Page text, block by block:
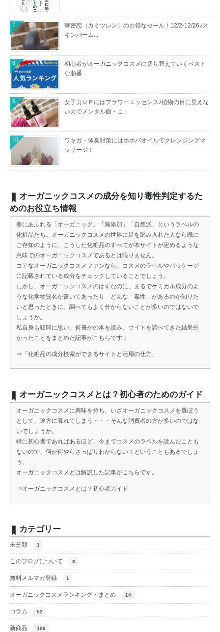
華密恋（カミツレン）のお得なセール！12/2-12/26♪ス
キンバーム...
7
初心者がオーガニックコスメに切り替えていくベスト
な順番
8
女子力ＵＰにはフラワーエッセンス♪植物の目に見えな
い力でメンタル面・こ...
9
ワキガ・体臭対策にはホホバオイルでクレンジングマ
ッサージ！
10
オーガニックコスメの成分を知り毒性判定するた
めのお役立ち情報
巷にあふれる「オーガニック」「無添加」「自然派」というラベルの
化粧品たち。オーガニックコスメの世界に足を踏み入れた人なら既に
ご存知のように、こうした化粧品のすべてが本サイトが定めるような
意味でのオーガニックコスメであるとは限りません。
コアなオーガニックコスメファンなら、コスメのラベルやパッケージ
に記載されている成分をチェックしていることでしょう。
しかし、オーガニックコスメのはずなのに、まるでケミカル成分のよ
うな化学物質名が書いてあったり どんな「毒性」があるのか知りた
いと思ったときに、調べてもよく分からないことが多いのではないで
しょうか。
私自身も疑問に思い、何冊かの本を読み、サイトを調べてきた結果分
かったことをまとめた記事がこちらです：
⇒ 「化粧品の成分検索ができるサイトと活用の仕方」
オーガニックコスメとは？初心者のためのガイド
オーガニックコスメに興味を持ち、いざオーガニックコスメを選ぼう
として、途方に暮れてしまう・・・そんな消費者の方が多いのではな
いでしょうか。
特に初心者であればあるほど、今までコスメのラベルを読んだことも
ないので、何が何やらさっぱりわからない！ということもあるでしょ
う。
オーガニックコスメとは解説した記事がこちらです。
⇒オーガニックコスメとは？初心者ガイド
カテゴリー
未分類 1
このブログについて 3
無料メルマガ登録 1
オーガニックコスメランキング・まとめ 14
コラム 52
新商品 106